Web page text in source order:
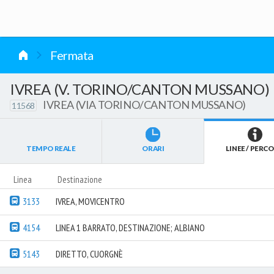
Fermata
IVREA (V. TORINO/CANTON MUSSANO)
11568 IVREA (VIA TORINO/CANTON MUSSANO)
TEMPO REALE ORARI LINEE /
Linea Destinazione
3133 IVREA, MOVICENTRO
4154 LINEA 1 BARRATO, DESTINAZIONE; ALBIANO
5143 DIRETTO, CUORGNÈ